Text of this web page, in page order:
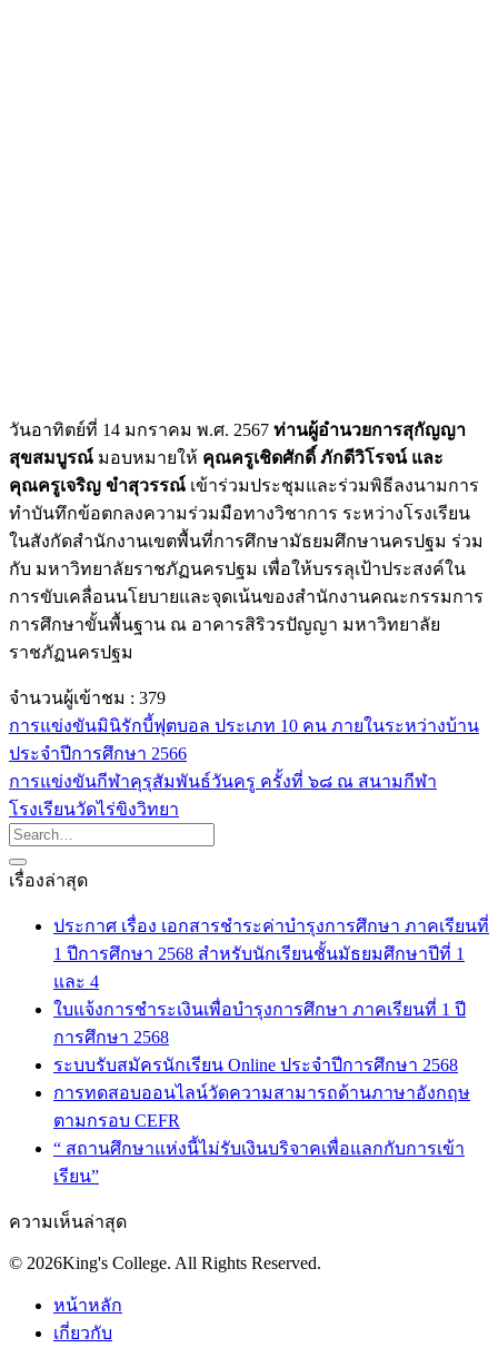
วันอาทิตย์ที่ 14 มกราคม พ.ศ. 2567 ท่านผู้อำนวยการสุกัญญา
สุขสมบูรณ์ มอบหมายให้ คุณครูเชิดศักดิ์ ภักดีวิโรจน์ และ
คุณครูเจริญ ขำสุวรรณ์ เข้าร่วมประชุมและร่วมพิธีลงนามการ
ทำบันทึกข้อตกลงความร่วมมือทางวิชาการ ระหว่างโรงเรียน
ในสังกัดสำนักงานเขตพื้นที่การศึกษามัธยมศึกษานครปฐม ร่วม
กับ มหาวิทยาลัยราชภัฏนครปฐม เพื่อให้บรรลุเป้าประสงค์ใน
การขับเคลื่อนนโยบายและจุดเน้นของสำนักงานคณะกรรมการ
การศึกษาขั้นพื้นฐาน ณ อาคารสิริวรปัญญา มหาวิทยาลัย
ราชภัฏนครปฐม
จำนวนผู้เข้าชม : 379
การแข่งขันมินิรักบี้ฟุตบอล ประเภท 10 คน ภายในระหว่างบ้าน
ประจำปีการศึกษา 2566
การแข่งขันกีฬาคุรุสัมพันธ์วันครู ครั้งที่ ๖๘ ณ สนามกีฬา
โรงเรียนวัดไร่ขิงวิทยา
เรื่องล่าสุด
ประกาศ เรื่อง เอกสารชำระค่าบำรุงการศึกษา ภาคเรียนที่
1 ปีการศึกษา 2568 สำหรับนักเรียนชั้นมัธยมศึกษาปีที่ 1
และ 4
ใบแจ้งการชำระเงินเพื่อบำรุงการศึกษา ภาคเรียนที่ 1 ปี
การศึกษา 2568
ระบบรับสมัครนักเรียน Online ประจำปีการศึกษา 2568
การทดสอบออนไลน์วัดความสามารถด้านภาษาอังกฤษ
ตามกรอบ CEFR
“ สถานศึกษาแห่งนี้ไม่รับเงินบริจาคเพื่อแลกกับการเข้า
เรียน”
ความเห็นล่าสุด
© 2026King's College. All Rights Reserved.
หน้าหลัก
เกี่ยวกับ